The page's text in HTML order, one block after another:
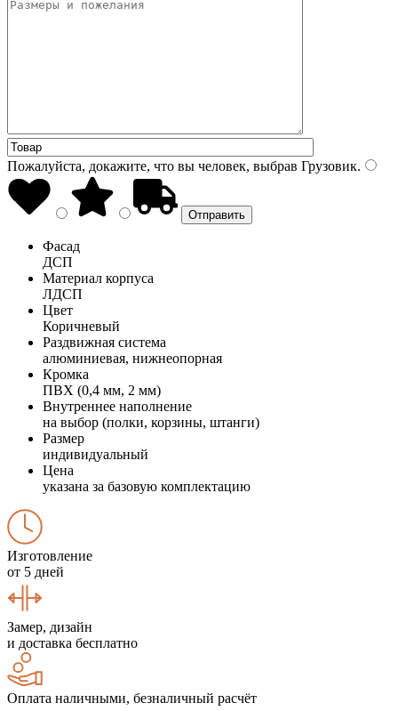
Пожалуйста, докажите, что вы человек, выбрав Грузовик.
Фасад
ДСП
Материал корпуса
ЛДСП
Цвет
Коричневый
Раздвижная система
алюминиевая, нижнеопорная
Кромка
ПВХ (0,4 мм, 2 мм)
Внутреннее наполнение
на выбор (полки, корзины, штанги)
Размер
индивидуальный
Цена
указана за базовую комплектацию
Изготовление
от 5 дней
Замер, дизайн
и доставка бесплатно
Оплата наличными, безналичный расчёт